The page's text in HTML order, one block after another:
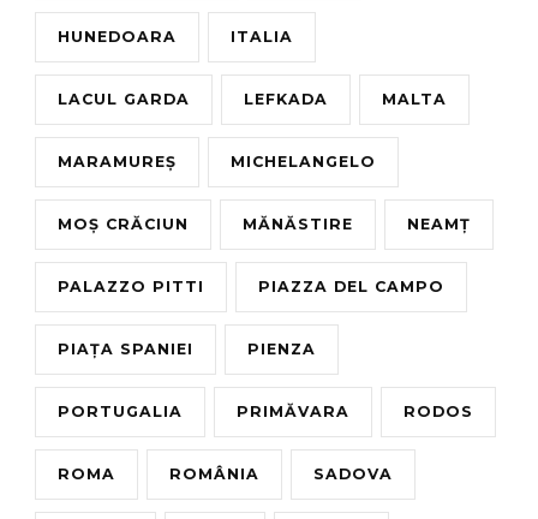
HUNEDOARA ITALIA
LACUL GARDA LEFKADA MALTA
MARAMUREȘ MICHELANGELO
MOȘ CRĂCIUN MĂNĂSTIRE NEAMȚ
PALAZZO PITTI PIAZZA DEL CAMPO
PIAȚA SPANIEI PIENZA
PORTUGALIA PRIMĂVARA RODOS
ROMA ROMÂNIA SADOVA